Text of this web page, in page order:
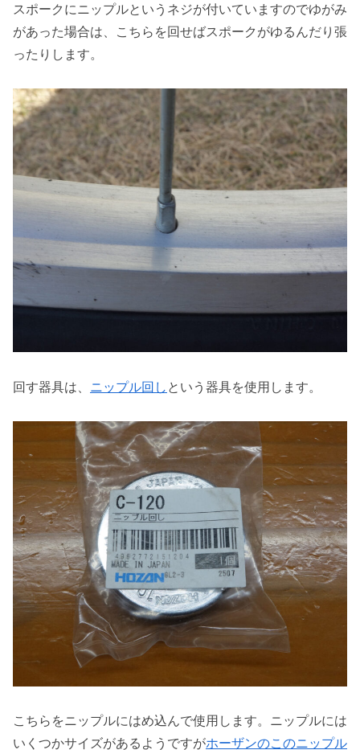
スポークにニップルというネジが付いていますのでゆがみ
があった場合は、こちらを回せばスポークがゆるんだり張
ったりします。
回す器具は、 ニップル回し という器具を使用します。
こちらをニップルにはめ込んで使用します。ニップルには
いくつかサイズがあるようですがホーザンのこのニップル